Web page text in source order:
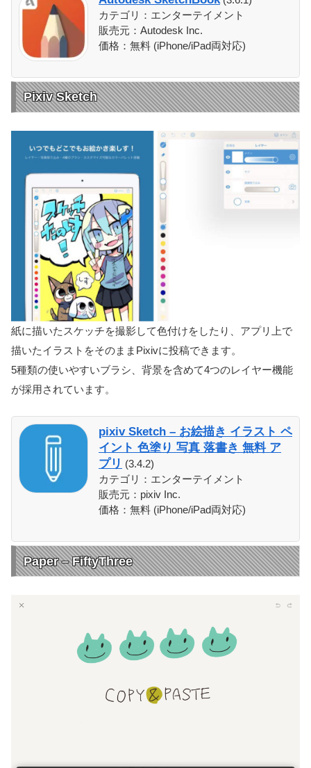
カテゴリ：エンターテイメント
販売元：Autodesk Inc.
価格：無料 (iPhone/iPad両対応)
Pixiv Sketch
紙に描いたスケッチを撮影して色付けをしたり、アプリ上で
描いたイラストをそのままPixivに投稿できます。
5種類の使いやすいブラシ、背景を含めて4つのレイヤー機能
が採用されています。
pixiv Sketch – お絵描き イラスト ペ
イント 色塗り 写真 落書き 無料 ア
プリ (3.4.2)
カテゴリ：エンターテイメント
販売元：pixiv Inc.
価格：無料 (iPhone/iPad両対応)
Paper – FiftyThree